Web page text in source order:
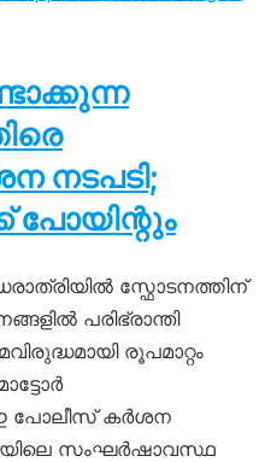
നടപടി;
പോയിന്റും
സ്ഫോടനത്തിന്
പരിഭ്രാന്തി
രൂപമാറ്റം
പോലീസ് കർശന
സംഘർഷാവസ്ഥ